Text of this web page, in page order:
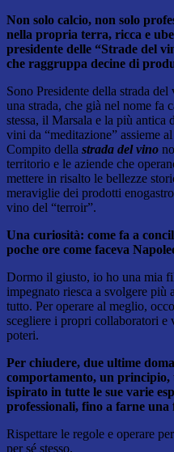
Non solo calcio, non solo
nella propria terra, ricca e
presidente delle “Strade del
che raggruppa decine di
Sono Presidente della strada
una strada, che già nel nome fa
stessa, il Marsala e la più antica
vini da “meditazione” assieme
Compito della strada del vino
territorio e le aziende che
mettere in risalto le bellezze
meraviglie dei prodotti
vino del “terroir”.
Una curiosità: come fa a
poche ore come faceva
Dormo il giusto, io ho una mia
impegnato riesca a svolgere più
tutto. Per operare al meglio,
scegliere i propri collaboratori e
poteri.
Per chiudere, due ultime
comportamento, un principio,
ispirato in tutte le sue varie
professionali, fino a farne una
Rispettare le regole e operare
per sé stesso.